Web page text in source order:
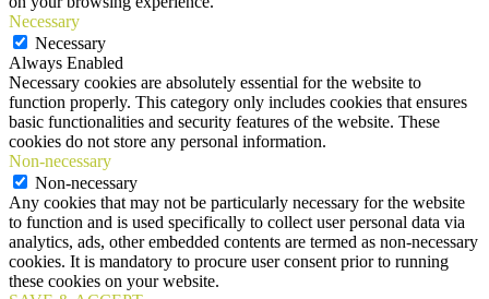
Necessary
Necessary
Always Enabled
Necessary cookies are absolutely essential for the website to
function properly. This category only includes cookies that ensures
basic functionalities and security features of the website. These
cookies do not store any personal information.
Non-necessary
Non-necessary
Any cookies that may not be particularly necessary for the website
to function and is used specifically to collect user personal data via
analytics, ads, other embedded contents are termed as non-necessary
cookies. It is mandatory to procure user consent prior to running
these cookies on your website.